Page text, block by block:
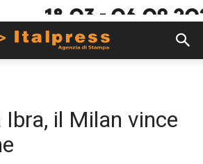
il Milan vince